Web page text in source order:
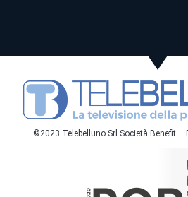
©2023 Telebelluno Srl Società Benefit